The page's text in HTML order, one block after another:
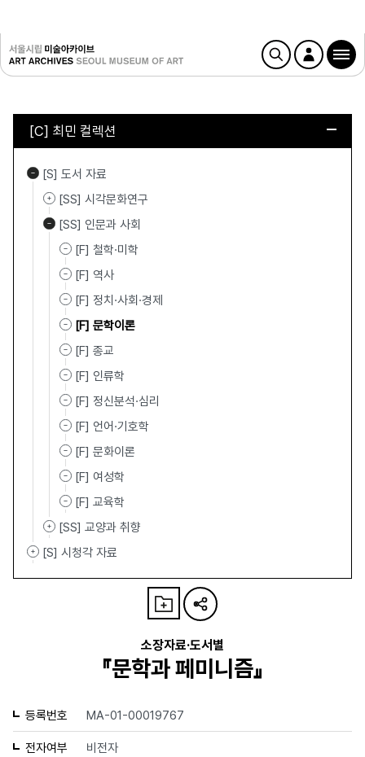
[C] 최민 컬렉션
[S] 도서 자료
[SS] 시각문화연구
[SS] 인문과 사회
[F] 철학·미학
[F] 역사
[F] 정치·사회·경제
[F] 문학이론
[F] 종교
[F] 인류학
[F] 정신분석·심리
[F] 언어·기호학
[F] 문화이론
[F] 여성학
[F] 교육학
[SS] 교양과 취향
[S] 시청각 자료
소장자료·도서별
『문학과 페미니즘』
등록번호 MA-01-00019767
전자여부 비전자